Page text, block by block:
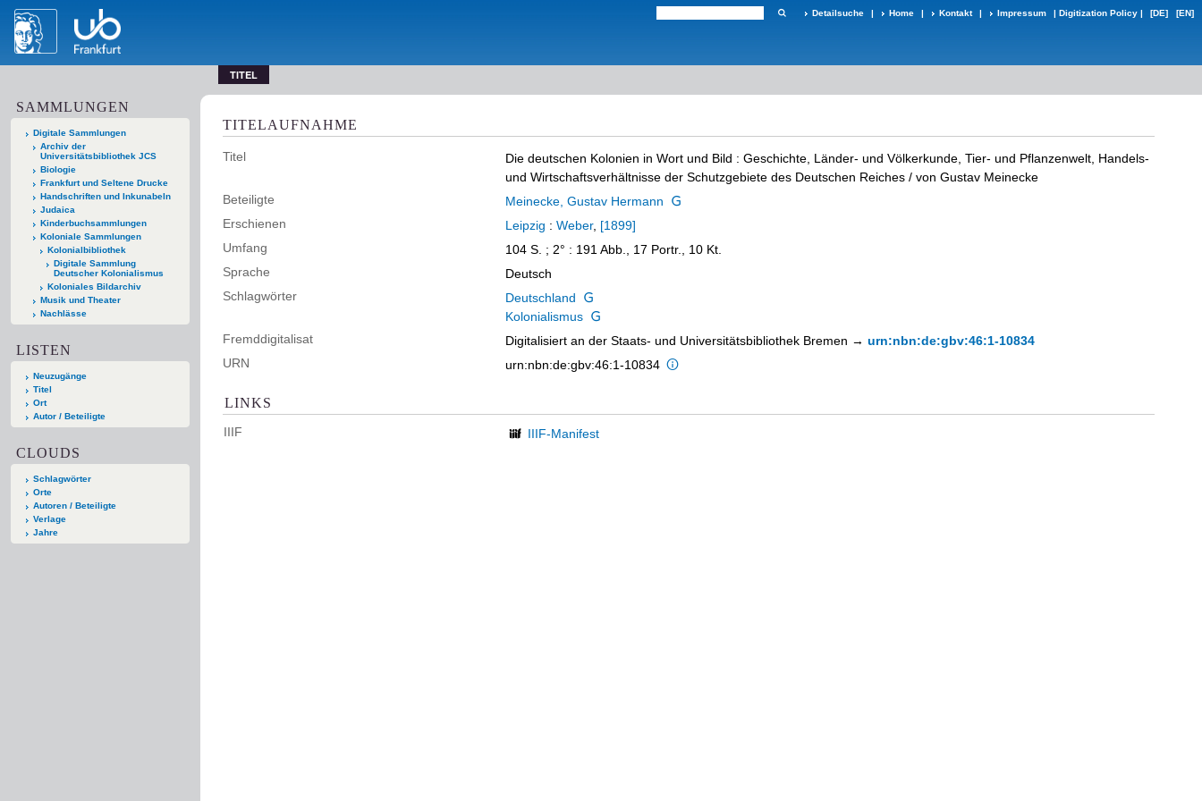
Detailsuche | Home | Kontakt | Impressum | Digitization Policy | [DE] [EN]
TITEL
SAMMLUNGEN
Digitale Sammlungen
Archiv der
Universitätsbibliothek JCS
Biologie
Frankfurt und Seltene Drucke
Handschriften und Inkunabeln
Judaica
Kinderbuchsammlungen
Koloniale Sammlungen
Kolonialbibliothek
Digitale Sammlung
Deutscher Kolonialismus
Koloniales Bildarchiv
Musik und Theater
Nachlässe
LISTEN
Neuzugänge
Titel
Ort
Autor / Beteiligte
CLOUDS
Schlagwörter
Orte
Autoren / Beteiligte
Verlage
Jahre
TITELAUFNAHME
Titel Die deutschen Kolonien in Wort und Bild : Geschichte, Länder- und Völkerkunde, Tier- und Pflanzenwelt, Handels-
und Wirtschaftsverhältnisse der Schutzgebiete des Deutschen Reiches / von Gustav Meinecke
Beteiligte
Meinecke, Gustav Hermann
Erschienen
Leipzig : Weber, [1899]
Umfang
104 S. ; 2° : 191 Abb., 17 Portr., 10 Kt.
Sprache
Deutsch
Schlagwörter
Deutschland
Kolonialismus
Fremddigitalisat
Digitalisiert an der Staats- und Universitätsbibliothek Bremen → urn:nbn:de:gbv:46:1-10834
URN
urn:nbn:de:gbv:46:1-10834
LINKS
IIIF IIIF-Manifest